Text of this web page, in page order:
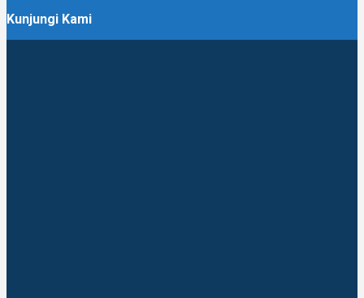
Kunjungi Kami